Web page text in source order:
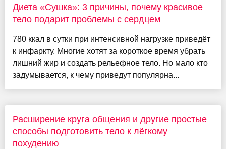
Диета «Сушка»: 3 причины, почему красивое
тело подарит проблемы с сердцем
780 ккал в сутки при интенсивной нагрузке приведёт
к инфаркту. Многие хотят за короткое время убрать
лишний жир и создать рельефное тело. Но мало кто
задумывается, к чему приведут популярна...
Расширение круга общения и другие простые
способы подготовить тело к лёгкому
похудению